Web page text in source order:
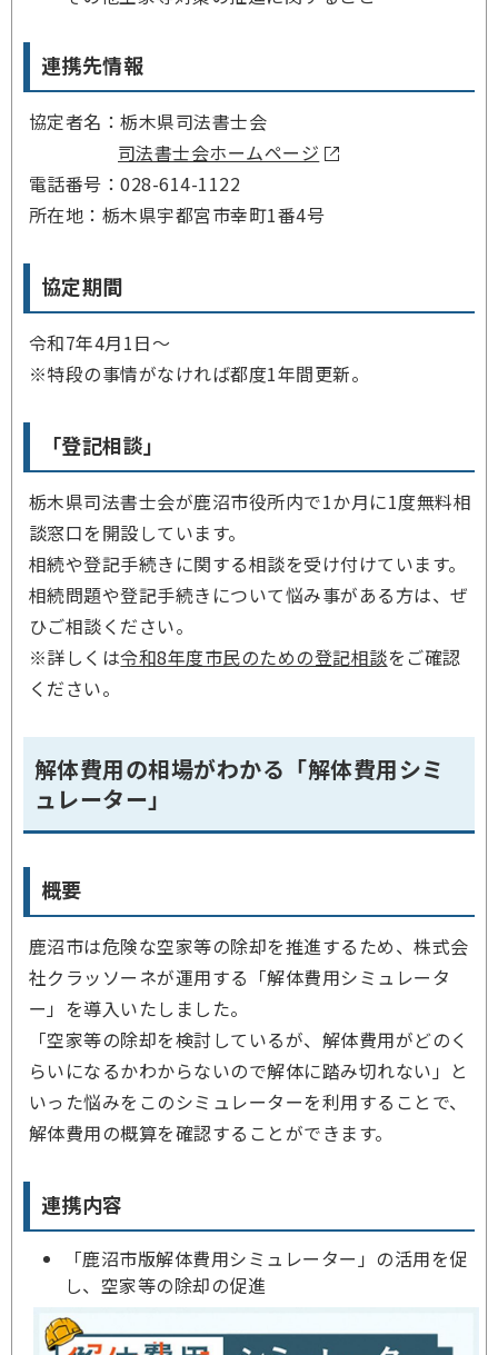
連携先情報
協定者名：栃木県司法書士会
司法書士会ホームページ
電話番号：028-614-1122
所在地：栃木県宇都宮市幸町1番4号
協定期間
令和7年4月1日～
※特段の事情がなければ都度1年間更新。
「登記相談」
栃木県司法書士会が鹿沼市役所内で1か月に1度無料相
談窓口を開設しています。
相続や登記手続きに関する相談を受け付けています。
相続問題や登記手続きについて悩み事がある方は、ぜ
ひご相談ください。
※詳しくは令和8年度市民のための登記相談をご確認
ください。
解体費用の相場がわかる「解体費用シミ
ュレーター」
概要
鹿沼市は危険な空家等の除却を推進するため、株式会
社クラッソーネが運用する「解体費用シミュレータ
ー」を導入いたしました。
「空家等の除却を検討しているが、解体費用がどのく
らいになるかわからないので解体に踏み切れない」と
いった悩みをこのシミュレーターを利用することで、
解体費用の概算を確認することができます。
連携内容
「鹿沼市版解体費用シミュレーター」の活用を促
し、空家等の除却の促進